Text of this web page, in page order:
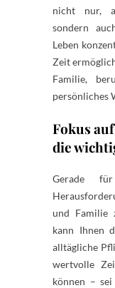
nicht nur,
sondern
Leben
Zeit
Familie,
persönliches
Fokus
die
Gerade
und Familie
kann Ihnen
alltägliche
wertvolle
können –